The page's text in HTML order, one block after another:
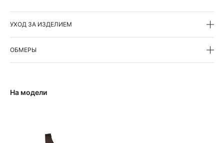
УХОД ЗА ИЗДЕЛИЕМ
ОБМЕРЫ
На модели